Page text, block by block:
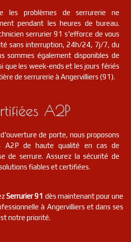
les problèmes de serrurerie ne
pendant les heures de bureau.
serrurier 91 s'efforce de vous
sans interruption, 24h/24, 7j/7, du
sommes également disponibles de
que les week-ends et les jours fériés
de serrurerie à Angervilliers (91).
A2P
de porte, nous proposons
A2P de haute qualité en cas de
de serrure. Assurez la sécurité de
fiables et certifiées.
Serrurier 91 dès maintenant pour une
à Angervilliers et dans ses
notre priorité.